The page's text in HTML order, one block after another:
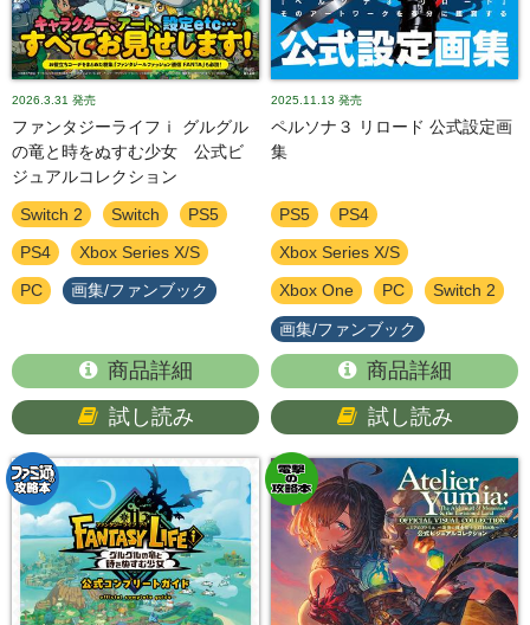
2026.3.31 発売
ファンタジーライフｉ グルグル
の竜と時をぬすむ少女 公式ビ
ジュアルコレクション
Switch 2 Switch PS5
PS4 Xbox Series X/S
PC 画集/ファンブック
商品詳細
試し読み
2025.11.13 発売
ペルソナ３ リロード 公式設定画
集
PS5 PS4
Xbox Series X/S
Xbox One PC Switch 2
画集/ファンブック
商品詳細
試し読み